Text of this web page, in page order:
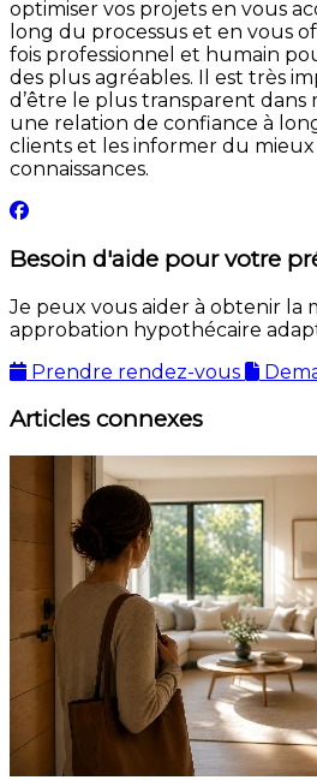
optimiser vos projets en vous
long du processus et en vous
fois professionnel et humain
des plus agréables. Il est très
d’être le plus transparent
une relation de confiance à
clients et les informer du mieux
connaissances.
Besoin d'aide pour votre
Je peux vous aider à obtenir la
approbation hypothécaire
Prendre rendez-vous
Articles connexes